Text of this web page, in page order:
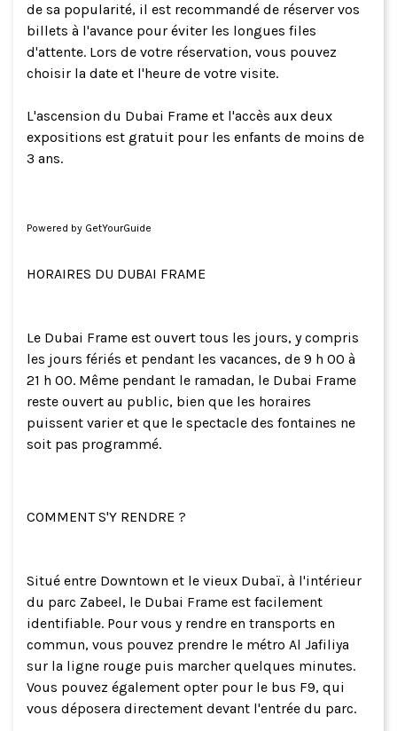
de sa popularité, il est recommandé de réserver vos
billets à l'avance pour éviter les longues files
d'attente. Lors de votre réservation, vous pouvez
choisir la date et l'heure de votre visite.
L'ascension du Dubai Frame et l'accès aux deux
expositions est gratuit pour les enfants de moins de
3 ans.
Powered by GetYourGuide
HORAIRES DU DUBAI FRAME
Le Dubai Frame est ouvert tous les jours, y compris
les jours fériés et pendant les vacances, de 9 h 00 à
21 h 00. Même pendant le ramadan, le Dubai Frame
reste ouvert au public, bien que les horaires
puissent varier et que le spectacle des fontaines ne
soit pas programmé.
COMMENT S'Y RENDRE ?
Situé entre Downtown et le vieux Dubaï, à l'intérieur
du parc Zabeel, le Dubai Frame est facilement
identifiable. Pour vous y rendre en transports en
commun, vous pouvez prendre le métro Al Jafiliya
sur la ligne rouge puis marcher quelques minutes.
Vous pouvez également opter pour le bus F9, qui
vous déposera directement devant l'entrée du parc.